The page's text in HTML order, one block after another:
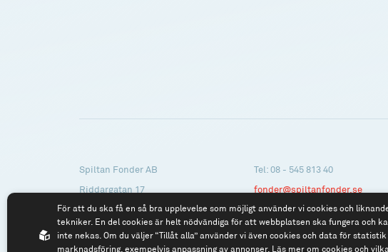
Spiltan Fonder AB
Riddargatan 17
114 57 Stockholm
Tel: 08 - 545 813 40
fonder@spiltanfonder.se
För att du ska få en så bra upplevelse som möjligt använder vi cookies och
tekniker. En del cookies är helt nödvändiga för att webbplatsen ska fungera och
inte nekas. Om du väljer “Tillåt alla” använder vi även cookies och data för statistik
marknadsföring, exempelvis anpassning av annonser. Läs mer om cookies och vilka